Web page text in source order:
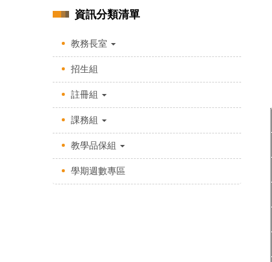
資訊分類清單
教務長室
招生組
註冊組
課務組
教學品保組
學期週數專區